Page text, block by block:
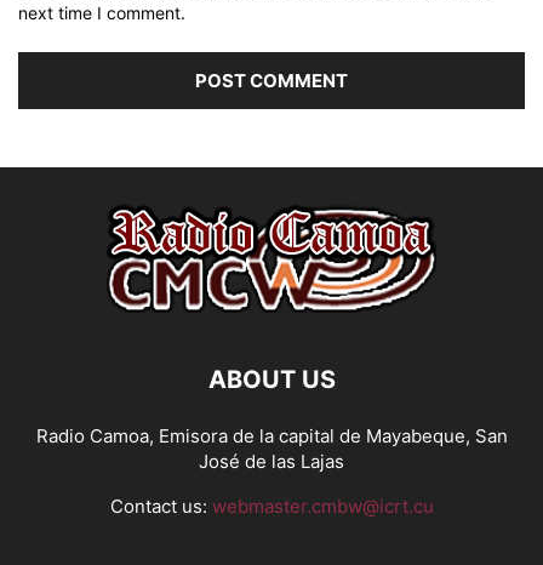
next time I comment.
ABOUT US
Radio Camoa, Emisora de la capital de Mayabeque, San
José de las Lajas
Contact us: webmaster.cmbw@icrt.cu